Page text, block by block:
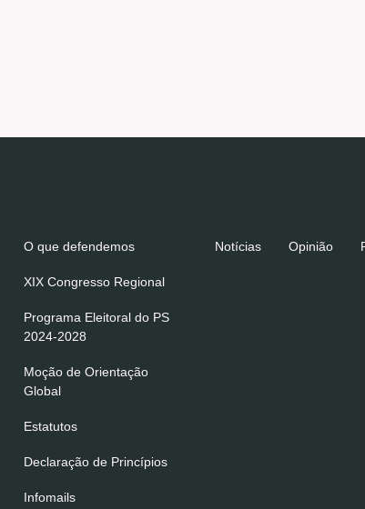
O que defendemos
XIX Congresso Regional
Programa Eleitoral do PS
2024-2028
Moção de Orientação
Global
Estatutos
Declaração de Princípios
Infomails
Notícias Opinião